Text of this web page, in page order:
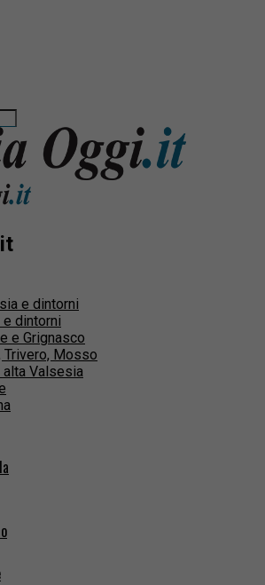
e dintorni
e dintorni
e Grignasco
Trivero, Mosso
alta Valsesia